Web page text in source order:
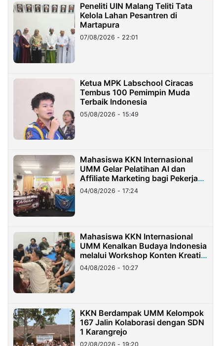
Peneliti UIN Malang Teliti Tata
Kelola Lahan Pesantren di
Martapura
07/08/2026 - 22:01
Ketua MPK Labschool Ciracas
Tembus 100 Pemimpin Muda
Terbaik Indonesia
05/08/2026 - 15:49
Mahasiswa KKN Internasional
UMM Gelar Pelatihan AI dan
Affiliate Marketing bagi Pekerja
Migran Indonesia di Taiwan
04/08/2026 - 17:24
Mahasiswa KKN Internasional
UMM Kenalkan Budaya Indonesia
melalui Workshop Konten Kreatif
di Taiwan
04/08/2026 - 10:27
KKN Berdampak UMM Kelompok
167 Jalin Kolaborasi dengan SDN
1 Karangrejo
02/08/2026 - 19:20